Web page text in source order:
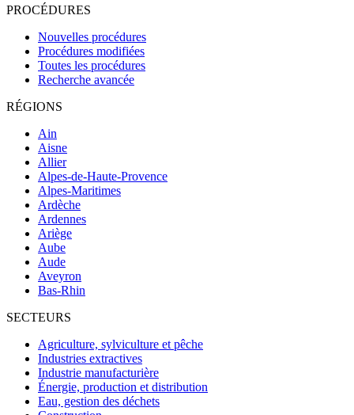
PROCÉDURES
Nouvelles procédures
Procédures modifiées
Toutes les procédures
Recherche avancée
RÉGIONS
Ain
Aisne
Allier
Alpes-de-Haute-Provence
Alpes-Maritimes
Ardèche
Ardennes
Ariège
Aube
Aude
Aveyron
Bas-Rhin
SECTEURS
Agriculture, sylviculture et pêche
Industries extractives
Industrie manufacturière
Énergie, production et distribution
Eau, gestion des déchets